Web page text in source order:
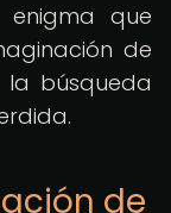
enigma que
de
búsqueda
de